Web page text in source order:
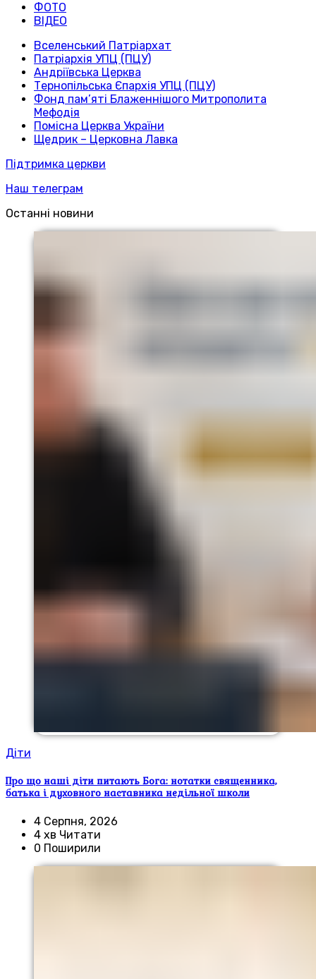
ФОТО
ВІДЕО
Вселенський Патріархат
Патріархія УПЦ (ПЦУ)
Андріївська Церква
Тернопільська Єпархія УПЦ (ПЦУ)
Фонд пам’яті Блаженнішого Митрополита
Мефодія
Помісна Церква України
Щедрик – Церковна Лавка
Підтримка церкви
Наш телеграм
Останні новини
Діти
Про що наші діти питають Бога: нотатки священника,
батька і духовного наставника недільної школи
4 Серпня, 2026
4 хв Читати
0 Поширили